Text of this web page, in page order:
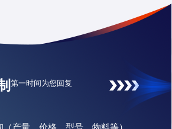
第一时间为您回复